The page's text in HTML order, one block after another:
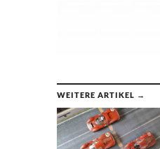
WEITERE ARTIKEL →